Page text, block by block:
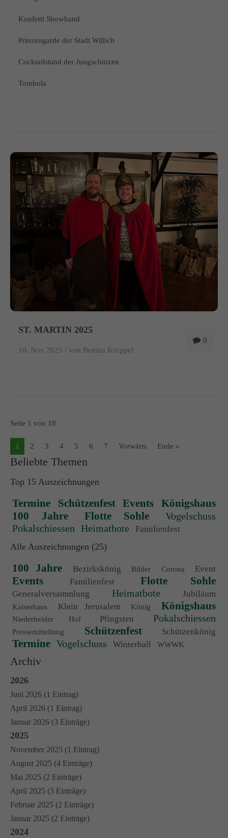
Konfetti Showband
Prinzengarde der Stadt Willich
Cocktailstand der Jungschützen
Tombola
0
ST. MARTIN 2025
10. Nov 2025 / von Bettina Kröppel
Seite 1 von 18
1 2 3 4 5 6 7 Vorwärts Ende »
Beliebte Themen
Top 15 Auszeichnungen
Termine Schützenfest Events
Königshaus
100 Jahre
Flotte Sohle
Vogelschuss
Pokalschiessen
Heimatbote Familienfest
Alle Auszeichnungen (25)
100 Jahre Bezirkskönig Bilder Corona Event
Events Familienfest Flotte Sohle
Generalversammlung Heimatbote Jubiläum
Kaiserhaus Klein Jerusalem König Königshaus
Niederheider Hof Pfingsten Pokalschiessen
Pressemitteilung Schützenfest Schützenkönig
Termine Vogelschuss Winterball WWWK
Archiv
2026
Juni 2026 (1 Eintrag)
April 2026 (1 Eintrag)
Januar 2026 (3 Einträge)
2025
November 2025 (1 Eintrag)
August 2025 (4 Einträge)
Mai 2025 (2 Einträge)
April 2025 (3 Einträge)
Februar 2025 (2 Einträge)
Januar 2025 (2 Einträge)
2024